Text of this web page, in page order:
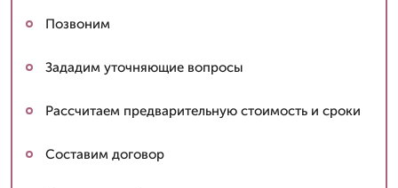
Позвоним
Зададим уточняющие вопросы
Рассчитаем предварительную стоимость и сроки
Составим договор